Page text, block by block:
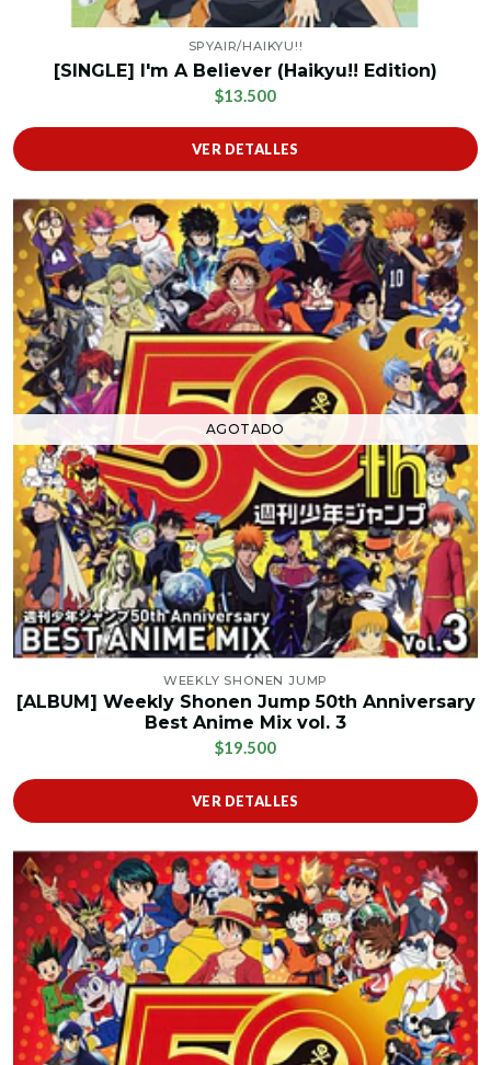
SPYAIR/HAIKYU!!
[SINGLE] I'm A Believer (Haikyu!! Edition)
$13.500
VER DETALLES
AGOTADO
WEEKLY SHONEN JUMP
[ALBUM] Weekly Shonen Jump 50th Anniversary
Best Anime Mix vol. 3
$19.500
VER DETALLES